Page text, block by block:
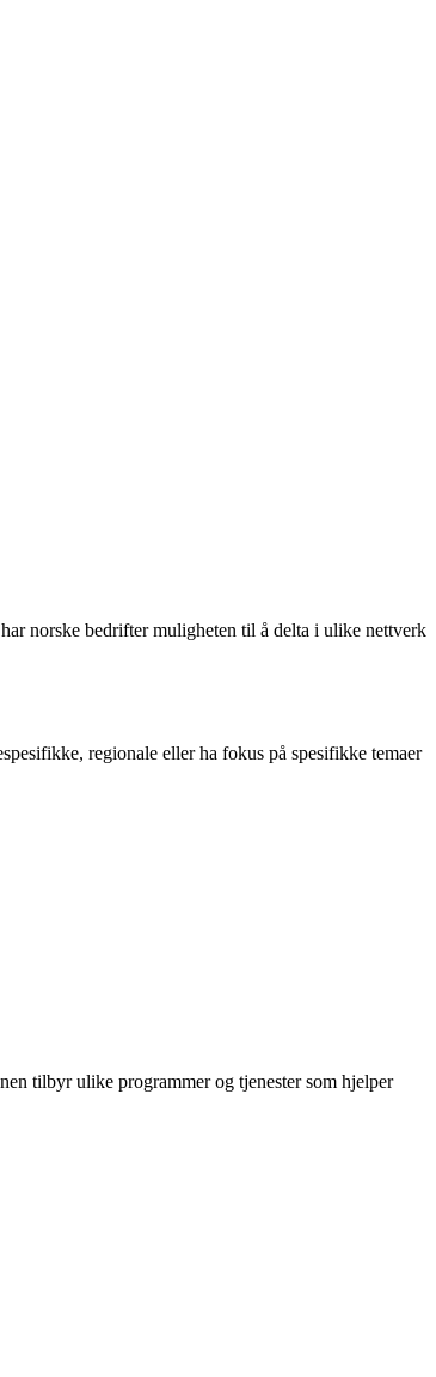
norske bedrifter muligheten til å delta i ulike nettverk
regionale eller ha fokus på spesifikke temaer
tilbyr ulike programmer og tjenester som hjelper